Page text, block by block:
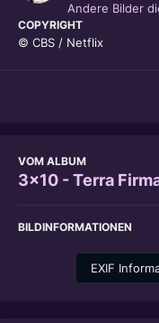
Andere Bilder
COPYRIGHT
© CBS / Netflix
VOM ALBUM
3x10 - Terra
BILDINFORMATIONEN
EXIF